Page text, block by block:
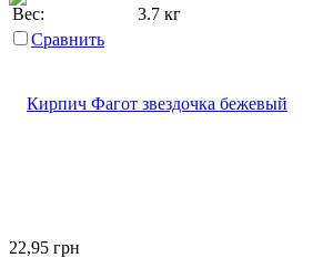
Вес:
3.7 кг
Сравнить
22,95 грн